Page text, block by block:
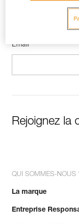
Abonnez-
et restez connecté à
Email *
Rejoignez la
QUI SOMMES-NOUS
La marque
Entreprise